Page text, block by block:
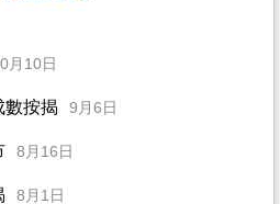
月10日
數按揭 9月6日
8月16日
8月1日